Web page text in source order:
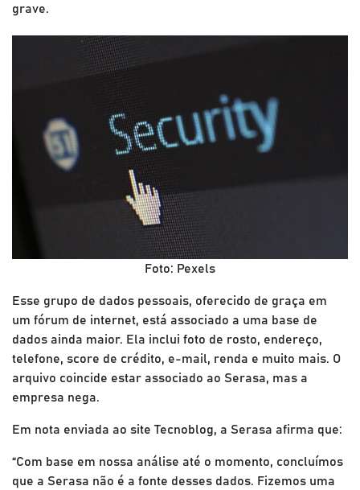
grave.
Foto: Pexels
Esse grupo de dados pessoais, oferecido de graça em
um fórum de internet, está associado a uma base de
dados ainda maior. Ela inclui foto de rosto, endereço,
telefone, score de crédito, e-mail, renda e muito mais. O
arquivo coincide estar associado ao Serasa, mas a
empresa nega.
Em nota enviada ao site Tecnoblog, a Serasa afirma que:
“Com base em nossa análise até o momento, concluímos
que a Serasa não é a fonte desses dados. Fizemos uma